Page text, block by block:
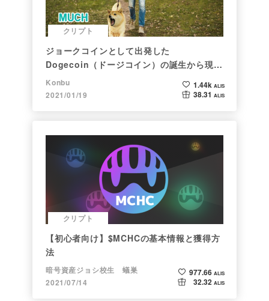
クリプト
ジョークコインとして出発した
Dogecoin（ドージコイン）の誕生から現在
まで。注目される非証券性🐶
Konbu
2021/01/19
1.44k ALIS
38.31 ALIS
クリプト
【初心者向け】$MCHCの基本情報と獲得方
法
暗号資産ジョシ校生 蟻巣
2021/07/14
977.66 ALIS
32.32 ALIS